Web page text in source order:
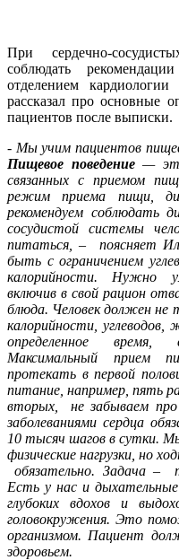
При сердечно-
соблюдать
отделением
рассказал про основные
пациентов после выписки.
- Мы учим пациентов
Пищевое поведение— это
связанных с приемом
режим приема пищи,
рекомендуем соблюдать
сосудистой системы
питаться,– поясняет
быть с ограничением
калорийности. Нужно
включив в свой рацион
блюда. Человек должен не
калорийности,
определенное
Максимальный прием
протекать в первой
питание, например, пять
вторых, не забываем про
заболеваниями сердца
10 тысяч шагов в сутки.
физические нагрузки, но
обязательно. Задача –
Есть у нас и
глубоких вдохов и
головокружения. Это
организмом. Пациент
здоровьем.